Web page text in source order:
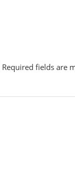
Required fields are